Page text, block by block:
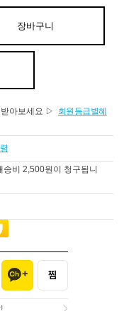
장바구니
받아보세요 ▷
회원등급별혜
비 2,500원이 청구됩니